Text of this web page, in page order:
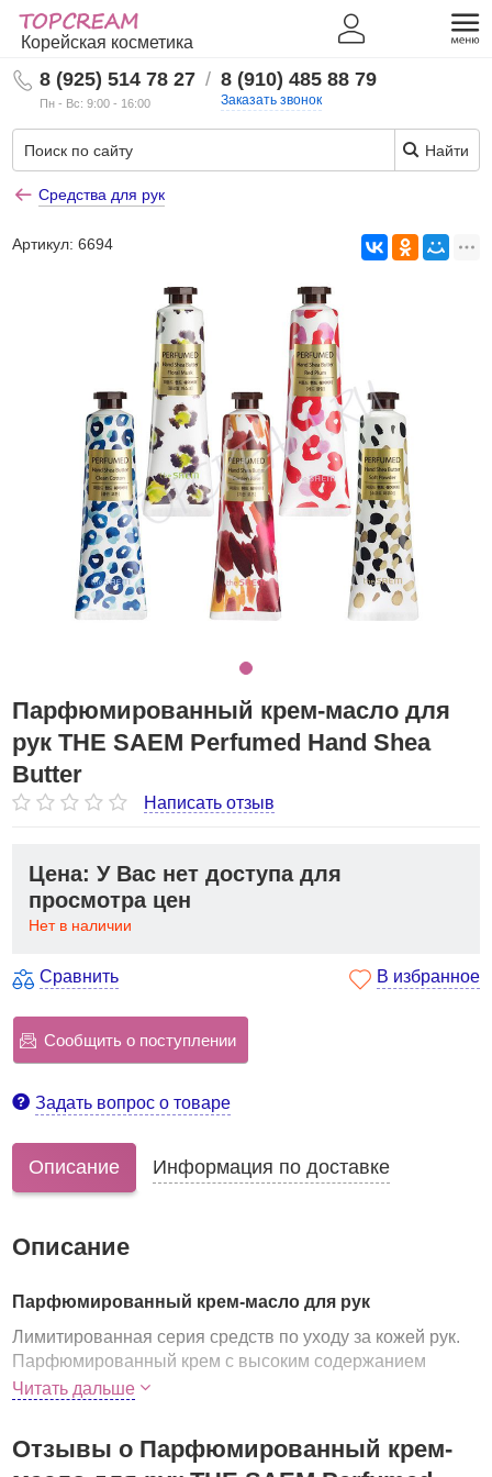
Корейская косметика
8 (925) 514 78 27
Пн - Вс: 9:00 - 16:00
/ 8 (910) 485 88 79
Заказать звонок
Найти
Средства для рук
Артикул:6694
Парфюмированный крем-масло для
рук THE SAEM Perfumed Hand Shea
Butter
Написать отзыв
Цена: У Вас нет доступа для
просмотра цен
Нет в наличии
Сравнить В избранное
Сообщить о поступлении
Задать вопрос о товаре
Описание Информация по доставке
Описание
Парфюмированный крем-масло для рук
Лимитированная серия средств по уходу за кожей рук.
Парфюмированный крем с высоким содержанием
масла ши подарит коже непревзойденную мягкость,
- ценнейшее масло, которое обладает
Читать дальше
Отзывы о Парфюмированный крем-